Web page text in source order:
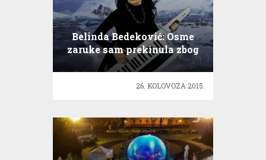
Belinda Bedeković: Osme
zaruke sam prekinula zbog
ljubomore
26. KOLOVOZA 2015.